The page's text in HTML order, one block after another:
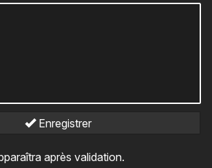
Enregistrer
après validation.